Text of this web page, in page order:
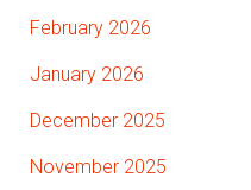
February 2026
January 2026
December 2025
November 2025